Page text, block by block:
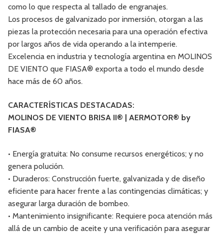
como lo que respecta al tallado de engranajes.
Los procesos de galvanizado por inmersión, otorgan a las
piezas la protección necesaria para una operación efectiva
por largos años de vida operando a la intemperie.
Excelencia en industria y tecnología argentina en MOLINOS
DE VIENTO que FIASA® exporta a todo el mundo desde
hace más de 60 años.
CARACTERÍSTICAS DESTACADAS:
MOLINOS DE VIENTO BRISA II® | AERMOTOR® by
FIASA®
• Energía gratuita: No consume recursos energéticos; y no
genera polución.
• Duraderos: Construcción fuerte, galvanizada y de diseño
eficiente para hacer frente a las contingencias climáticas; y
asegurar larga duración de bombeo.
• Mantenimiento insignificante: Requiere poca atención más
allá de un cambio de aceite y una verificación para asegurar